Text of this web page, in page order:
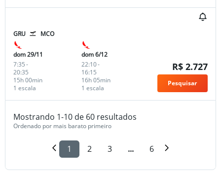
GRU MCO
dom 29/11
7:35-
20:35
1 escala
15h 00min
dom 6/12
22:10-
16:15
1 escala
16h 05min
R$ 2.727
Pesquisar
Mostrando 1-10 de 60 resultados
Ordenado por mais barato primeiro
1 2 3 ... 6